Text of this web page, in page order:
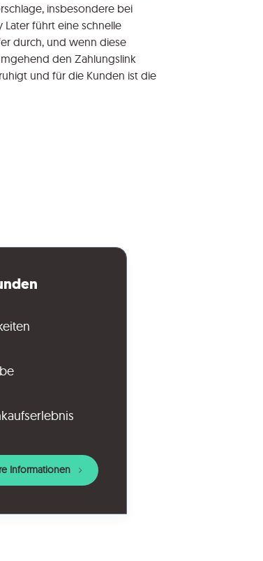
insbesondere bei
Later führt eine schnelle
durch, und wenn diese
den Zahlungslink
und für die Kunden ist die
Informationen